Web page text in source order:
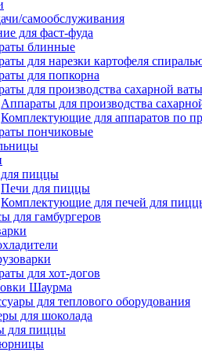
самообслуживания
для фаст-фуда
блинные
для нарезки картофеля
для попкорна
для производства сахарной ваты
Аппараты для производства
Комплектующие для аппаратов по
пончиковые
пиццы
Печи для пиццы
Комплектующие для печей для
для гамбургеров
для хот-догов
Шаурма
для теплового оборудования
для шоколада
для пиццы